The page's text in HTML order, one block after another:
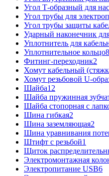
Угол Т-образный для
Угол трубы для
Угол трубы защиты
Ударный наконечник
Уплотнитель для
Уплотнительное кольцо8
Фитинг-переходник2
Хомут кабельный
Хомут резьбовой U-
Шайба12
Шайба пружинная
Шайба стопорная с
Шина гибкая2
Шина заземляющая2
Шина уравнивания
Штифт с резьбой1
Щиток
Электромонтажная
Электропитание USB6